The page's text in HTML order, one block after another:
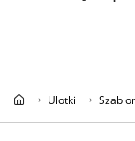
Ulotki